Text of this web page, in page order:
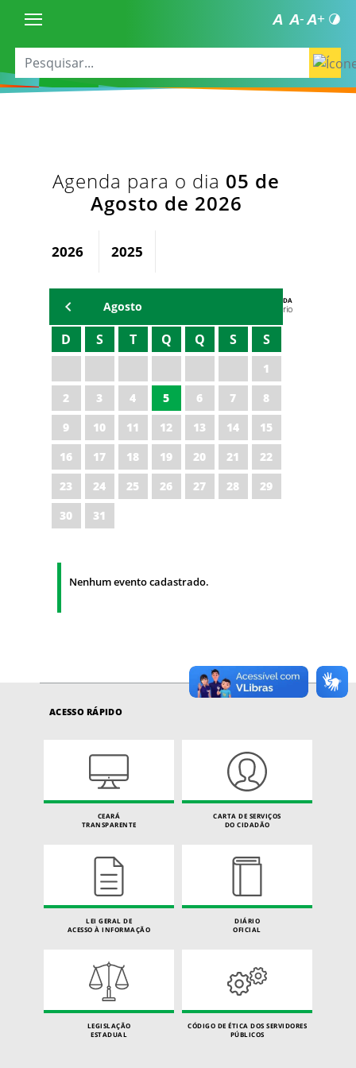
Agenda para o dia 05 de
Agosto de 2026
2026 2025
AGENDA
Secretário
Agosto
D S T Q Q S S
1
2
3 4 5 6 7
8
9
10 11 12 13 14
15
16
17 18 19 20 21
22
23
24 25 26 27 28
29
30
31
Nenhum evento cadastrado.
ACESSO RÁPIDO
CEARÁ
TRANSPARENTE
CARTA DE SERVIÇOS
DO CIDADÃO
LEI GERAL DE
ACESSO À INFORMAÇÃO
DIÁRIO
OFICIAL
LEGISLAÇÃO
ESTADUAL
CÓDIGO DE ÉTICA DOS SERVIDORES
PÚBLICOS